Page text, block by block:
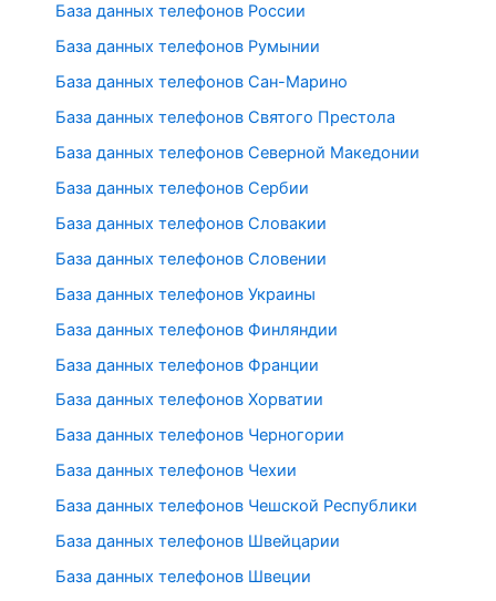
База данных телефонов России
База данных телефонов Румынии
База данных телефонов Сан-Марино
База данных телефонов Святого Престола
База данных телефонов Северной Македонии
База данных телефонов Сербии
База данных телефонов Словакии
База данных телефонов Словении
База данных телефонов Украины
База данных телефонов Финляндии
База данных телефонов Франции
База данных телефонов Хорватии
База данных телефонов Черногории
База данных телефонов Чехии
База данных телефонов Чешской Республики
База данных телефонов Швейцарии
База данных телефонов Швеции